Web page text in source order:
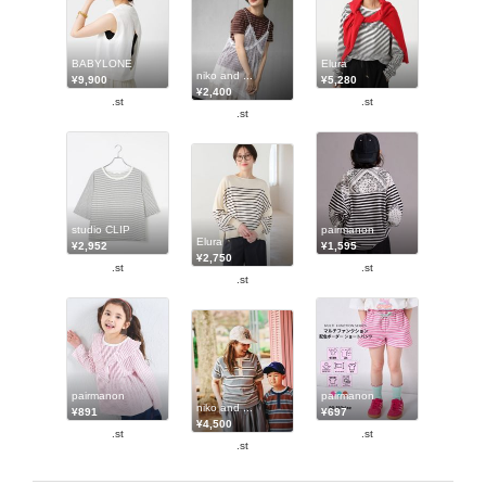
BABYLONE
¥9,900
.st
Elura
¥5,280
.st
niko and ...
¥2,400
.st
studio CLIP
¥2,952
.st
pairmanon
¥1,595
.st
Elura
¥2,750
.st
pairmanon
¥891
.st
pairmanon
¥697
.st
niko and ...
¥4,500
.st